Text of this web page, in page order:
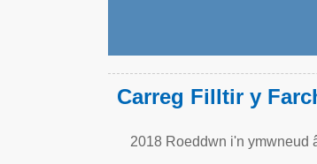
Carreg Filltir y
2018 Roeddwn i'n ymwneud